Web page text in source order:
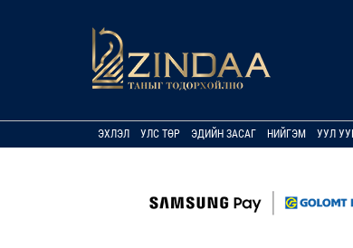
ЭХЛЭЛ УЛС ТӨР ЭДИЙН ЗАСАГ НИЙГЭМ УУЛ